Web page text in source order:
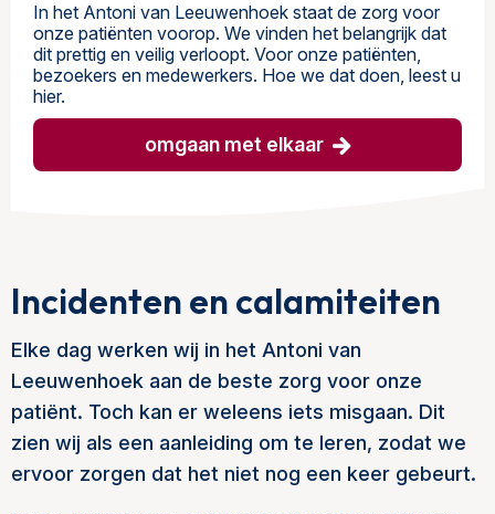
In het Antoni van Leeuwenhoek staat de zorg voor
onze patiënten voorop. We vinden het belangrijk dat
dit prettig en veilig verloopt. Voor onze patiënten,
bezoekers en medewerkers. Hoe we dat doen, leest u
hier.
omgaan met elkaar
Incidenten en calamiteiten
Elke dag werken wij in het Antoni van
Leeuwenhoek aan de beste zorg voor onze
patiënt. Toch kan er weleens iets misgaan. Dit
zien wij als een aanleiding om te leren, zodat we
ervoor zorgen dat het niet nog een keer gebeurt.